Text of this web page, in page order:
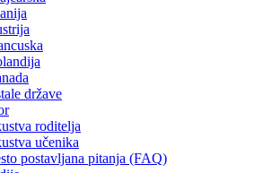
države
roditelja
učenika
postavljana pitanja (FAQ)